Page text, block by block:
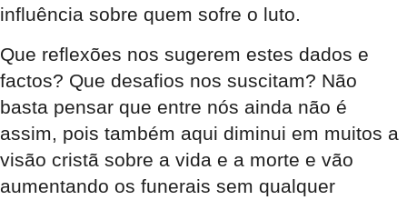
influência sobre quem sofre o luto.
Que reflexões nos sugerem estes dados e
factos? Que desafios nos suscitam? Não
basta pensar que entre nós ainda não é
assim, pois também aqui diminui em muitos a
visão cristã sobre a vida e a morte e vão
aumentando os funerais sem qualquer